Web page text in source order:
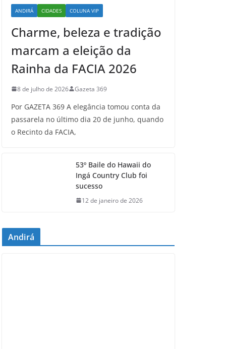
ANDIRÁ CIDADES COLUNA VIP
Charme, beleza e tradição
marcam a eleição da
Rainha da FACIA 2026
8 de julho de 2026 Gazeta 369
Por GAZETA 369 A elegância tomou conta da
passarela no último dia 20 de junho, quando
o Recinto da FACIA,
53º Baile do Hawaii do
Ingá Country Club foi
sucesso
12 de janeiro de 2026
Andirá